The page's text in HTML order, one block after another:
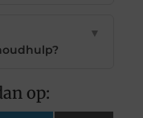
▼
op: